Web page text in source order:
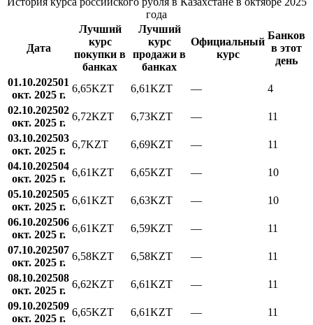
года
Дата
Лучший
курс
покупки в
банках
Лучший
курс
продажи в
банках
Официальный
курс
Банков
в этот
день
01.10.202501
окт. 2025 г.
6,65KZT 6,61KZT —
4
02.10.202502
окт. 2025 г.
6,72KZT 6,73KZT —
11
03.10.202503
окт. 2025 г.
6,7KZT 6,69KZT —
11
04.10.202504
окт. 2025 г.
6,61KZT 6,65KZT —
10
05.10.202505
окт. 2025 г.
6,61KZT 6,63KZT —
10
06.10.202506
окт. 2025 г.
6,61KZT 6,59KZT —
11
07.10.202507
окт. 2025 г.
6,58KZT 6,58KZT —
11
08.10.202508
окт. 2025 г.
6,62KZT 6,61KZT —
11
09.10.202509
окт. 2025 г.
6,65KZT 6,61KZT —
11